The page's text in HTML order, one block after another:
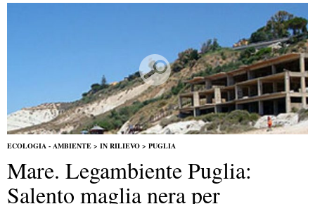
ECOLOGIA - AMBIENTE > IN RILIEVO > PUGLIA
Mare. Legambiente Puglia:
Salento maglia nera per